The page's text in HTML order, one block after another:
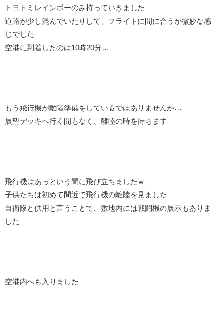
トヨトミレインボーのみ持っていきました
道路が少し混んでいたりして、フライトに間に合うか微妙な感
じでした
空港に到着したのは10時20分…
もう飛行機が離陸準備をしているではありませんか…
展望デッキへ行く間もなく、離陸の時を待ちます
飛行機はあっという間に飛び立ちましたｗ
子供たちは初めて間近で飛行機の離陸を見ました
自衛隊と供用と言うことで、敷地内には戦闘機の展示もありま
した
空港内へも入りました